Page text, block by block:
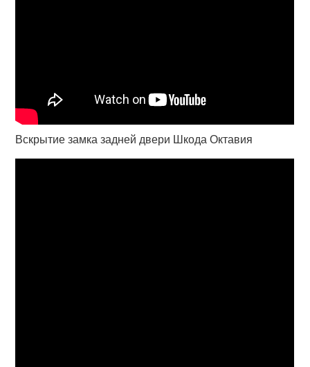
Вскрытие замка задней двери Шкода Октавия